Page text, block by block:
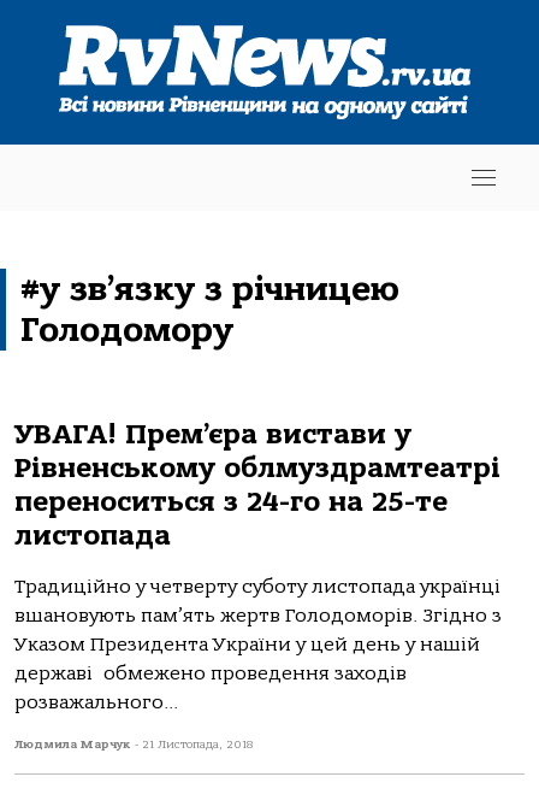
#у зв’язку з річницею
Голодомору
УВАГА! Прем’єра вистави у
Рівненському облмуздрамтеатрі
переноситься з 24-го на 25-те
листопада
Традиційно у четверту суботу листопада українці
вшановують пам’ять жертв Голодоморів. Згідно з
Указом Президента України у цей день у нашій
державі обмежено проведення заходів
розважального...
Людмила Марчук - 21 Листопада, 2018